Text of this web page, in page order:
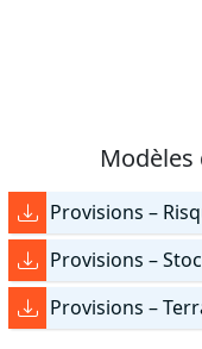
Modèles
Provisions –
Provisions –
Provisions –